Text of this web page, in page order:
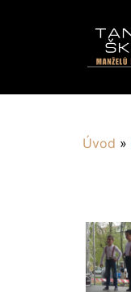
Úvod »